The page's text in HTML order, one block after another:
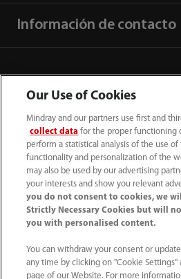
Información de contacto
52 55 5661 9450
Condiciones de uso｜Mapa del
Our Use of Cookies
Mindray and our partners use first and
collect data for the proper functioning
perform a statistical analysis of the use
functionality and personalization of the
may also be used by our advertising
your interests and show you relevant
you do not consent to cookies, we
Strictly Necessary Cookies but will
you with personalised content.
You can withdraw your consent or
any time by clicking on "Cookie
page of our Website. For more